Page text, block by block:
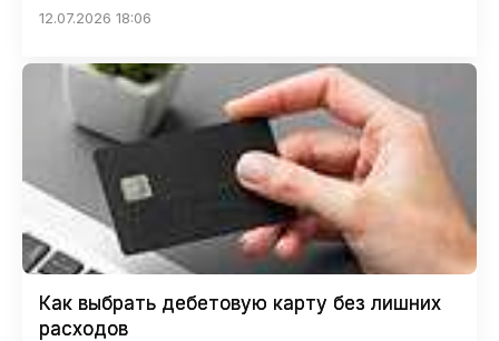
12.07.2026 18:06
Как выбрать дебетовую карту без лишних
расходов